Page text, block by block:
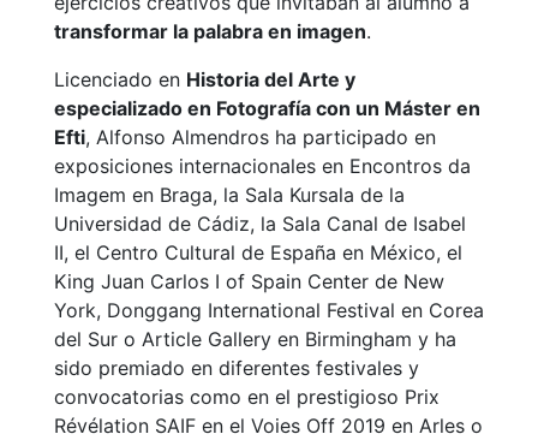
transformar la palabra en imagen.
Licenciado en Historia del Arte y
especializado en Fotografía con un Máster en
Efti, Alfonso Almendros ha participado en
exposiciones internacionales en Encontros da
Imagem en Braga, la Sala Kursala de la
Universidad de Cádiz, la Sala Canal de Isabel
II, el Centro Cultural de España en México, el
King Juan Carlos I of Spain Center de New
York, Donggang International Festival en Corea
del Sur o Article Gallery en Birmingham y ha
sido premiado en diferentes festivales y
convocatorias como en el prestigioso Prix
Révélation SAIF en el Voies Off 2019 en Arles o